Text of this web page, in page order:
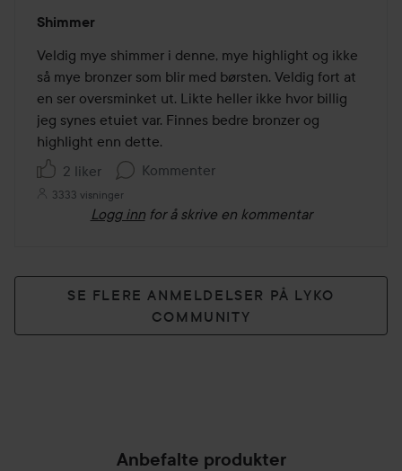
3
av
5
Shimmer
Veldig mye shimmer i denne, mye highlight og ikke
så mye bronzer som blir med børsten. Veldig fort at
en ser oversminket ut. Likte heller ikke hvor billig
jeg synes etuiet var. Finnes bedre bronzer og
highlight enn dette.
2 liker
Kommenter
3333 visninger
Logg inn for å skrive en kommentar
SE FLERE ANMELDELSER PÅ LYKO
COMMUNITY
Anbefalte produkter